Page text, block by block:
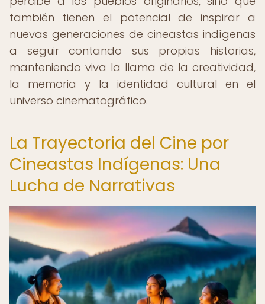
también tienen el potencial de inspirar a
nuevas generaciones de cineastas indígenas
a seguir contando sus propias historias,
manteniendo viva la llama de la creatividad,
la memoria y la identidad cultural en el
universo cinematográfico.
La Trayectoria del Cine por
Cineastas Indígenas: Una
Lucha de Narrativas